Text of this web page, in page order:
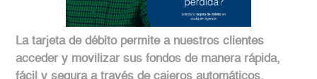
La tarjeta de débito permite a nuestros clientes
acceder y movilizar sus fondos de manera rápida,
fácil y segura a través de cajeros automáticos,